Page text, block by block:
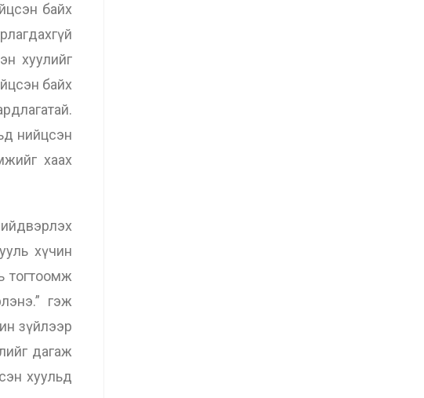
байх
хуулийг
байх
нийцсэн
хаах
хүчин
тогтоомж
гэж
зүйлээр
дагаж
хуульд